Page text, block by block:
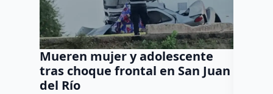
Mueren mujer y adolescente
tras choque frontal en San Juan
del Río